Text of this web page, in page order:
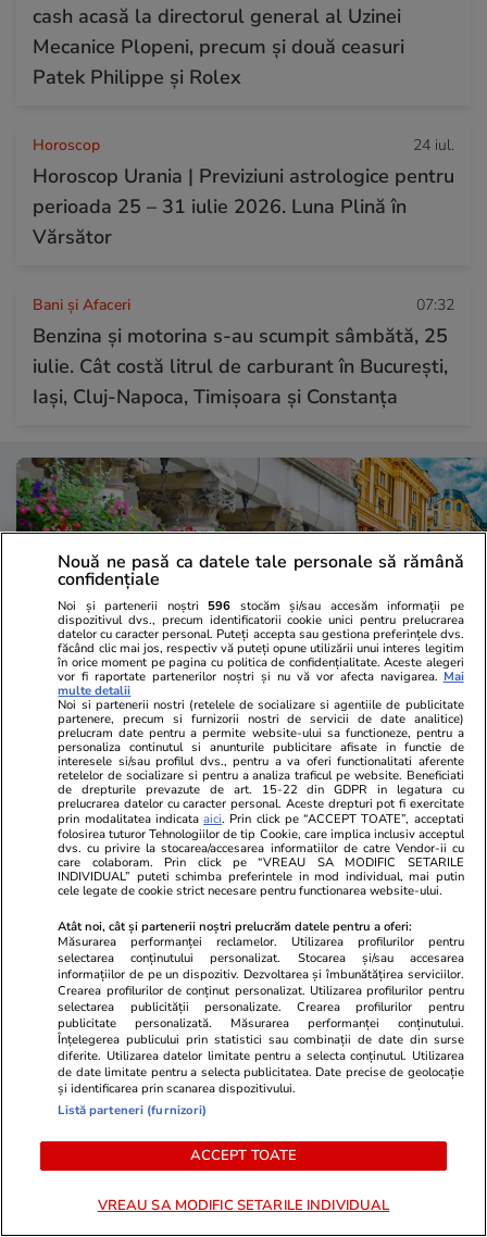
cash acasă la directorul general al Uzinei
Mecanice Plopeni, precum și două ceasuri
Patek Philippe și Rolex
Horoscop 24 iul.
Horoscop Urania | Previziuni astrologice pentru
perioada 25 – 31 iulie 2026. Luna Plină în
Vărsător
Bani și Afaceri 07:32
Benzina și motorina s-au scumpit sâmbătă, 25
iulie. Cât costă litrul de carburant în București,
Iași, Cluj-Napoca, Timișoara și Constanța
Lifestyle 16:14
Flori potrivite pentru ghivece
suspendate
Vacanțe și
Orașul
rând cu cea
vieții. Ce
weekend la
Horoscop 25 iulie 2026.
Balanțele pot descoperi că au
resurse nebănuite, când au
impresia că nu vor mai scăpa de
probleme
Vacanțe și Cultură 24 iul.
Cum să călătoreşti doar cu
Nouă ne pasă ca datele tale personale să rămână
confidențiale
Noi și partenerii noștri 596 stocăm și/sau accesăm informații pe
dispozitivul dvs., precum identificatorii cookie unici pentru prelucrarea
datelor cu caracter personal. Puteți accepta sau gestiona preferințele dvs.
făcând clic mai jos, respectiv vă puteți opune utilizării unui interes legitim
în orice moment pe pagina cu politica de confidențialitate. Aceste alegeri
vor fi raportate partenerilor noștri și nu vă vor afecta navigarea. Mai
multe detalii
Noi si partenerii nostri (retelele de socializare si agentiile de publicitate
partenere, precum si furnizorii nostri de servicii de date analitice)
prelucram date pentru a permite website-ului sa functioneze, pentru a
personaliza continutul si anunturile publicitare afisate in functie de
interesele si/sau profilul dvs., pentru a va oferi functionalitati aferente
retelelor de socializare si pentru a analiza traficul pe website. Beneficiati
de drepturile prevazute de art. 15-22 din GDPR in legatura cu
prelucrarea datelor cu caracter personal. Aceste drepturi pot fi exercitate
prin modalitatea indicataaici. Prin click pe “ACCEPT TOATE”, acceptati
folosirea tuturor Tehnologiilor de tip Cookie, care implica inclusiv acceptul
dvs. cu privire la stocarea/accesarea informatiilor de catre Vendor-ii cu
care colaboram. Prin click pe “VREAU SA MODIFIC SETARILE
INDIVIDUAL” puteti schimba preferintele in mod individual, mai putin
cele legate de cookie strict necesare pentru functionarea website-ului.
Atât noi, cât și partenerii noștri prelucrăm datele pentru a oferi:
Măsurarea performanței reclamelor. Utilizarea profilurilor pentru
selectarea conținutului personalizat. Stocarea și/sau accesarea
informațiilor de pe un dispozitiv. Dezvoltarea și îmbunătățirea serviciilor.
Crearea profilurilor de conținut personalizat. Utilizarea profilurilor pentru
selectarea publicității personalizate. Crearea profilurilor pentru
publicitate personalizată. Măsurarea performanței conținutului.
Înțelegerea publicului prin statistici sau combinații de date din surse
diferite. Utilizarea datelor limitate pentru a selecta conținutul. Utilizarea
de date limitate pentru a selecta publicitatea. Date precise de geolocație
și identificarea prin scanarea dispozitivului.
Listă parteneri (furnizori)
ACCEPT TOATE
VREAU SA MODIFIC SETARILE INDIVIDUAL